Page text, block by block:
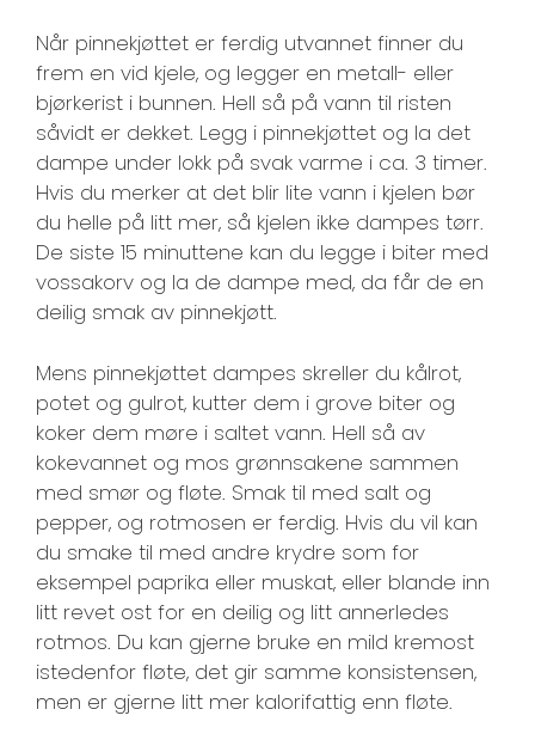
Når pinnekjøttet er ferdig utvannet finner du
frem en vid kjele, og legger en metall- eller
bjørkerist i bunnen. Hell så på vann til risten
såvidt er dekket. Legg i pinnekjøttet og la det
dampe under lokk på svak varme i ca. 3 timer.
Hvis du merker at det blir lite vann i kjelen bør
du helle på litt mer, så kjelen ikke dampes tørr.
De siste 15 minuttene kan du legge i biter med
vossakorv og la de dampe med, da får de en
deilig smak av pinnekjøtt.
Mens pinnekjøttet dampes skreller du kålrot,
potet og gulrot, kutter dem i grove biter og
koker dem møre i saltet vann. Hell så av
kokevannet og mos grønnsakene sammen
med smør og fløte. Smak til med salt og
pepper, og rotmosen er ferdig. Hvis du vil kan
du smake til med andre krydre som for
eksempel paprika eller muskat, eller blande inn
litt revet ost for en deilig og litt annerledes
rotmos. Du kan gjerne bruke en mild kremost
istedenfor fløte, det gir samme konsistensen,
men er gjerne litt mer kalorifattig enn fløte.